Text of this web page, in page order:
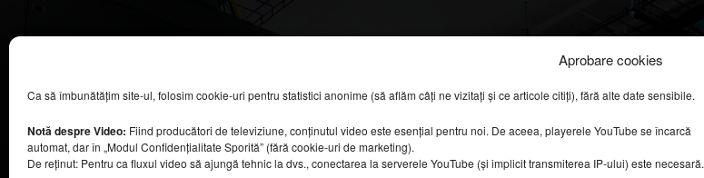
Aprobare cookies
Ca să îmbunătățim site-ul, folosim cookie-uri pentru statistici anonime (să aflăm câți ne vizitați și ce articole citiți), fără alte date sensibile.
Notă despre Video: Fiind producători de televiziune, conținutul video este esențial pentru noi. De aceea, playerele YouTube se încarcă
automat, dar în „Modul Confidențialitate Sporită” (fără cookie-uri de marketing).
De reținut: Pentru ca fluxul video să ajungă tehnic la dvs., conectarea la serverele YouTube (și implicit transmiterea IP-ului) este necesară.
COOL MEDIA BROADCASTING & EVENTS SRL.
Toate drepturile rezervate.
Contacte în secțiunea „Despre noi”.
Urmăriți emisiunea Casa Magazin pe Digi24,
Info
DESPRE NOI
CONFIDENȚIALITATE & COOKIES